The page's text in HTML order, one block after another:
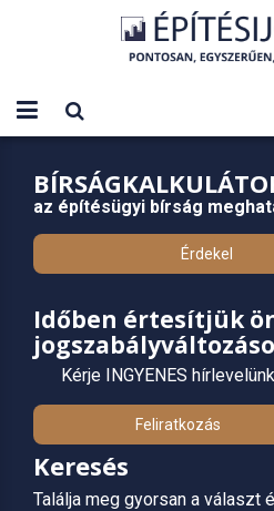
az építésügyi bírság
Érdekel
Időben értesítjük
Kérje INGYENES
Feliratkozás
Keresés
Találja meg gyorsan a választ